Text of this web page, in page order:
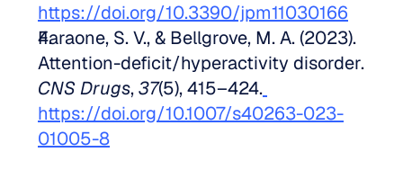
https://doi.org/10.3390/jpm11030166
Faraone, S. V., & Bellgrove, M. A. (2023).
CNS Drugs, 37(5), 415–424.
https://doi.org/10.1007/s40263-023-
01005-8